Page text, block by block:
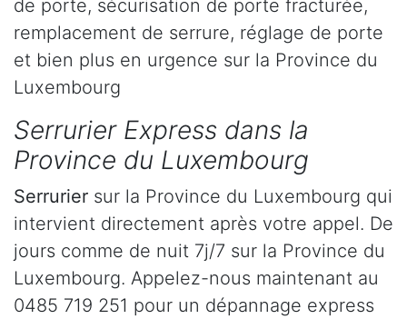
de porte, sécurisation de porte fracturée,
remplacement de serrure, réglage de porte
et bien plus en urgence sur la Province du
Luxembourg
Serrurier Express dans la
Province du Luxembourg
Serrurier sur la Province du Luxembourg qui
intervient directement après votre appel. De
jours comme de nuit 7j/7 sur la Province du
Luxembourg. Appelez-nous maintenant au
0485 719 251 pour un dépannage express